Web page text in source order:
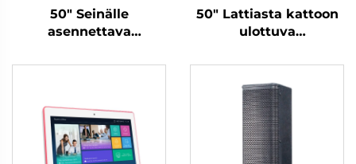
50" Seinälle
asennettava
DCM-IS 50W
50" Lattiasta kattoon
ulottuva
DCM-IS 50L